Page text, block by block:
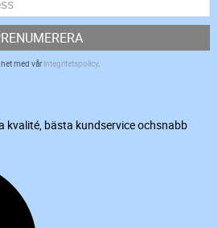
med vårintegritetspolicy.
kvalité, bästa kundservice ochsnabb